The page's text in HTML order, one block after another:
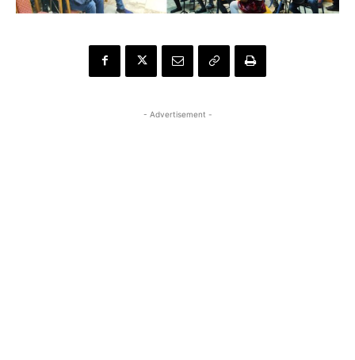
- Advertisement -